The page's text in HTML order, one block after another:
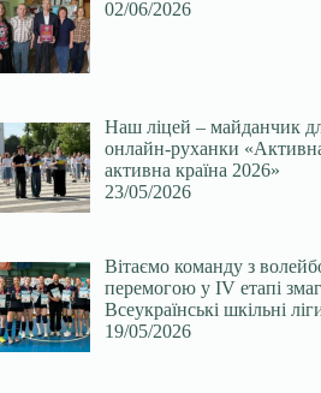
02/06/2026
Наш ліцей – майданчик
онлайн-руханки
активна країна 2026»
23/05/2026
Вітаємо команду з
перемогою у ІV етапі
Всеукраїнські шкільні
19/05/2026